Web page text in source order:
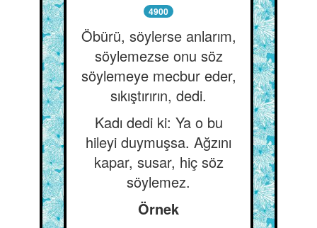
4900
Öbürü, söylerse anlarım,
söylemezse onu söz
söylemeye mecbur eder,
sıkıştırırın, dedi.
Kadı dedi ki: Ya o bu
hileyi duymuşsa. Ağzını
kapar, susar, hiç söz
söylemez.
Örnek